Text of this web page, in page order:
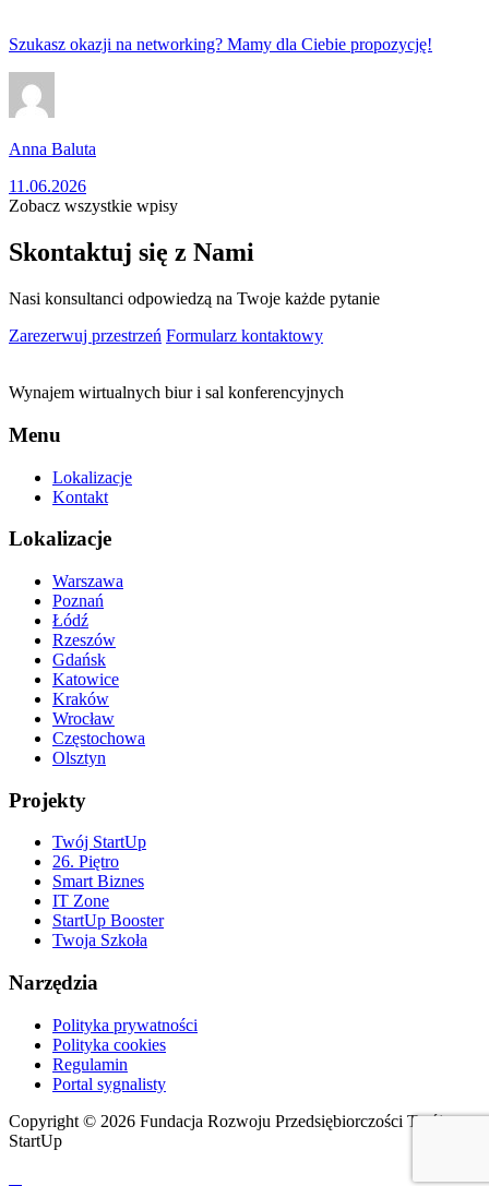
Szukasz okazji na networking? Mamy dla Ciebie propozycję!
Anna Baluta
11.06.2026
Zobacz wszystkie wpisy
Skontaktuj się z Nami
Nasi konsultanci odpowiedzą na Twoje każde pytanie
Zarezerwuj przestrzeń Formularz kontaktowy
Wynajem wirtualnych biur i sal konferencyjnych
Menu
Lokalizacje
Kontakt
Lokalizacje
Warszawa
Poznań
Łódź
Rzeszów
Gdańsk
Katowice
Kraków
Wrocław
Częstochowa
Olsztyn
Projekty
Twój StartUp
26. Piętro
Smart Biznes
IT Zone
StartUp Booster
Twoja Szkoła
Narzędzia
Polityka prywatności
Polityka cookies
Regulamin
Portal sygnalisty
Copyright © 2026 Fundacja Rozwoju Przedsiębiorczości Twój
StartUp